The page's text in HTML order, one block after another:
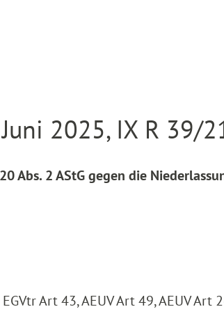
2025, IX R 39/
Abs. 2 AStG gegen die
Art 43, AEUV Art 49, AEUV Art